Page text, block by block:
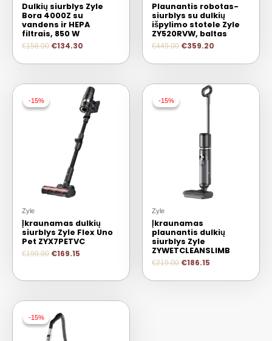
Dulkių siurblys Zyle
Bora 4000Z su
vandens ir HEPA
filtrais, 850 W
€158.00 €134.30
Plaunantis robotas-
siurblys su dulkių
išpylimo stotele Zyle
ZY520RVW, baltas
€449.00 €359.20
-15%
-15%
Zyle
Įkraunamas dulkių
siurblys Zyle Flex Uno
Pet ZYX7PETVC
€199.00 €169.15
-15%
-15%
Zyle
Įkraunamas
plaunantis dulkių
siurblys Zyle
ZYWETCLEANSLIMB
€219.00 €186.15
-15%
-15%